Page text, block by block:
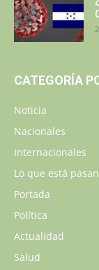
CATEGORÍA
Noticia
Nacionales
Internacionales
Lo que está
Portada
Política
Actualidad
Salud